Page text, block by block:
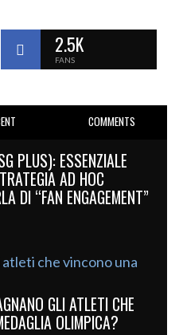
2.5K
FANS
COMMENTS
PLUS): ESSENZIALE
AD HOC
DI “FAN ENGAGEMENT”
GLI ATLETI CHE
OLIMPICA?